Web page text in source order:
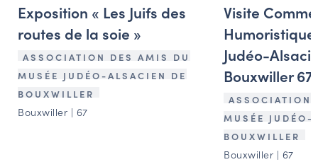
Exposition « Les Juifs des
routes de la soie »
ASSOCIATION DES AMIS DU
MUSÉE JUDÉO-ALSACIEN DE
BOUXWILLER
Bouxwiller | 67
Visite
Judéo-
Bouxwiller
ASSOCIATION
MUSÉE JUDÉO-
BOUXWILLER
Bouxwiller | 67